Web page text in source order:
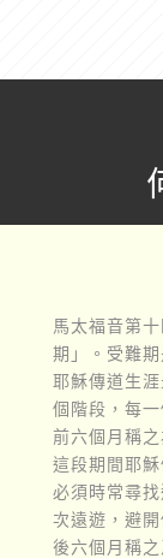
馬太福音第
期」。受難
耶穌傳道生
個階段，每
前六個月稱
這段期間耶
必須時常尋
次遠遊，避
後六個月稱